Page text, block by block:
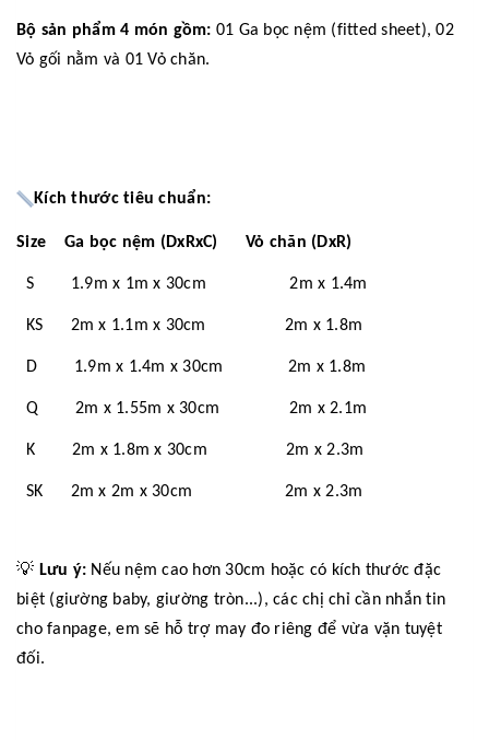
Bộ sản phẩm 4 món gồm: 01 Ga bọc nệm (fitted sheet), 02
Vỏ gối nằm và 01 Vỏ chăn.
Kích thước tiêu chuẩn:
Size Ga bọc nệm (DxRxC) Vỏ chăn (DxR)
S 1.9m x 1m x 30cm 2m x 1.4m
KS 2m x 1.1m x 30cm 2m x 1.8m
D 1.9m x 1.4m x 30cm 2m x 1.8m
Q 2m x 1.55m x 30cm 2m x 2.1m
K 2m x 1.8m x 30cm 2m x 2.3m
SK 2m x 2m x 30cm 2m x 2.3m
💡 Lưu ý: Nếu nệm cao hơn 30cm hoặc có kích thước đặc
biệt (giường baby, giường tròn...), các chị chỉ cần nhắn tin
cho fanpage, em sẽ hỗ trợ may đo riêng để vừa vặn tuyệt
đối.